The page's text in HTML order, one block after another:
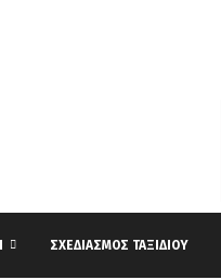
ΣΧΕΔΙΑΣΜΌΣ ΤΑΞΙΔΙΟΎ